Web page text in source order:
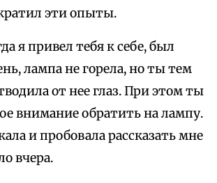
эти опыты.
я привел тебя к себе, был
лампа не горела, но ты тем
от нее глаз. При этом ты
внимание обратить на лампу.
и пробовала рассказать мне
вчера.